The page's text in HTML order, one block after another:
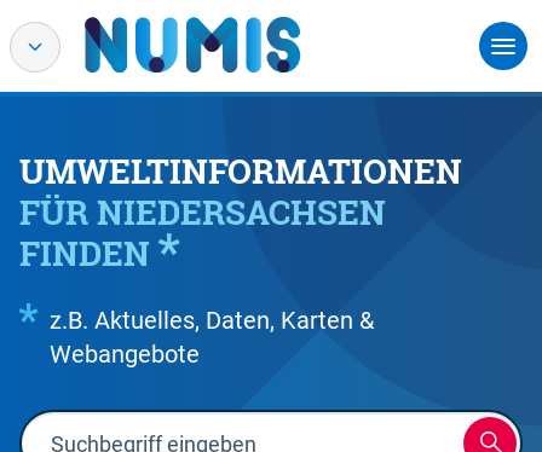
UMWELTINFORMATIONEN
FÜR NIEDERSACHSEN
FINDEN
z.B. Aktuelles, Daten, Karten &
Webangebote